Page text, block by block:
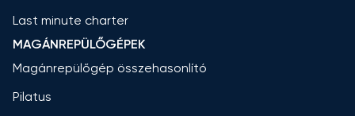
Last minute charter
MAGÁNREPÜLŐGÉPEK
Magánrepülőgép összehasonlító
Pilatus